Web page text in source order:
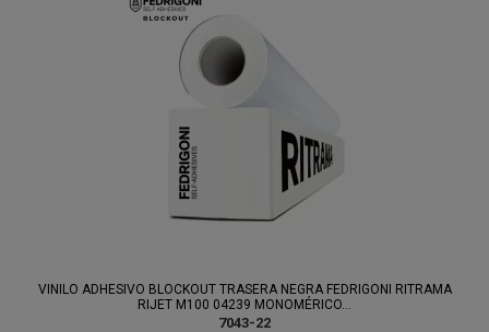
VINILO ADHESIVO BLOCKOUT TRASERA NEGRA FEDRIGONI RITRAMA
RIJET M100 04239 MONOMÉRICO...
7043-22